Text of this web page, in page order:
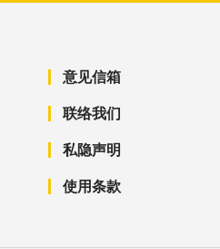
意见信箱
联络我们
私隐声明
使用条款